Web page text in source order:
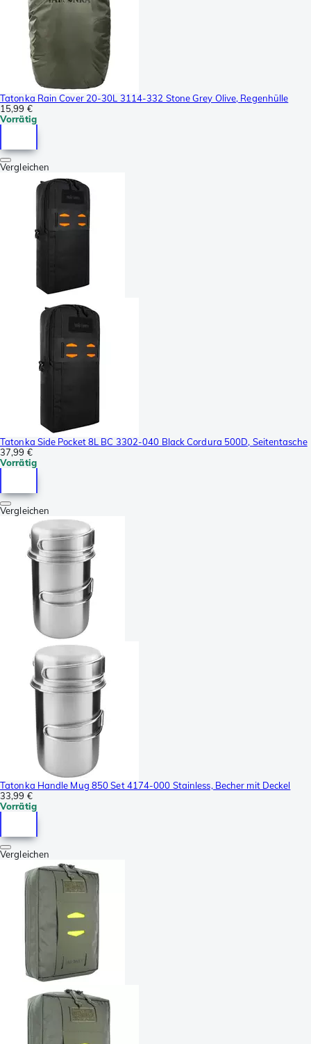
Tatonka Rain Cover 20-30L 3114-332 Stone Grey Olive, Regenhülle
15,99 €
Vorrätig
Vergleichen
Tatonka Side Pocket 8L BC 3302-040 Black Cordura 500D, Seitentasche
37,99 €
Vorrätig
Vergleichen
Tatonka Handle Mug 850 Set 4174-000 Stainless, Becher mit Deckel
33,99 €
Vorrätig
Vergleichen